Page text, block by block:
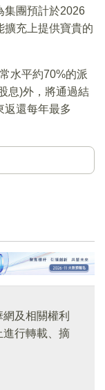
集團預計於2026
擴充上提供寶貴的
水平約70%的派
息)外，將通過結
返還每年最多
及相關權利
進行轉載、摘